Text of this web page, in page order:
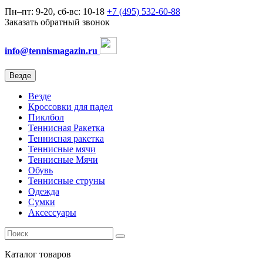
Пн–пт: 9-20, сб-вс: 10-18 +7 (495) 532-60-88
Заказать обратный звонок
info@tennismagazin.ru
Везде
Везде
Кроссовки для падел
Пиклбол
Теннисная Ракетка
Теннисная ракетка
Теннисные мячи
Теннисные Мячи
Обувь
Теннисные струны
Одежда
Сумки
Аксессуары
Каталог товаров